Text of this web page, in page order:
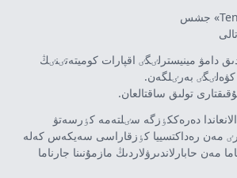
دامۋ مينيسترلٸگٸ اقپارات كوميتەتٸنٸڭ
تولىق ساقتالعان.
دەرەككٶزگە سٸلتەمە كٶرسەتۋ
مەن رەداكتسييا كٶزقاراسى سەيكەس كەلە
حابارلاندىرۋلاردىڭ مازمۇنىنا جارناما